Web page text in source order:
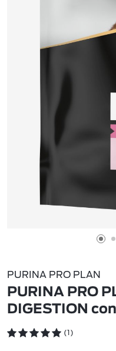
PURINA PRO PLAN
PURINA PRO
DIGESTION
(1)